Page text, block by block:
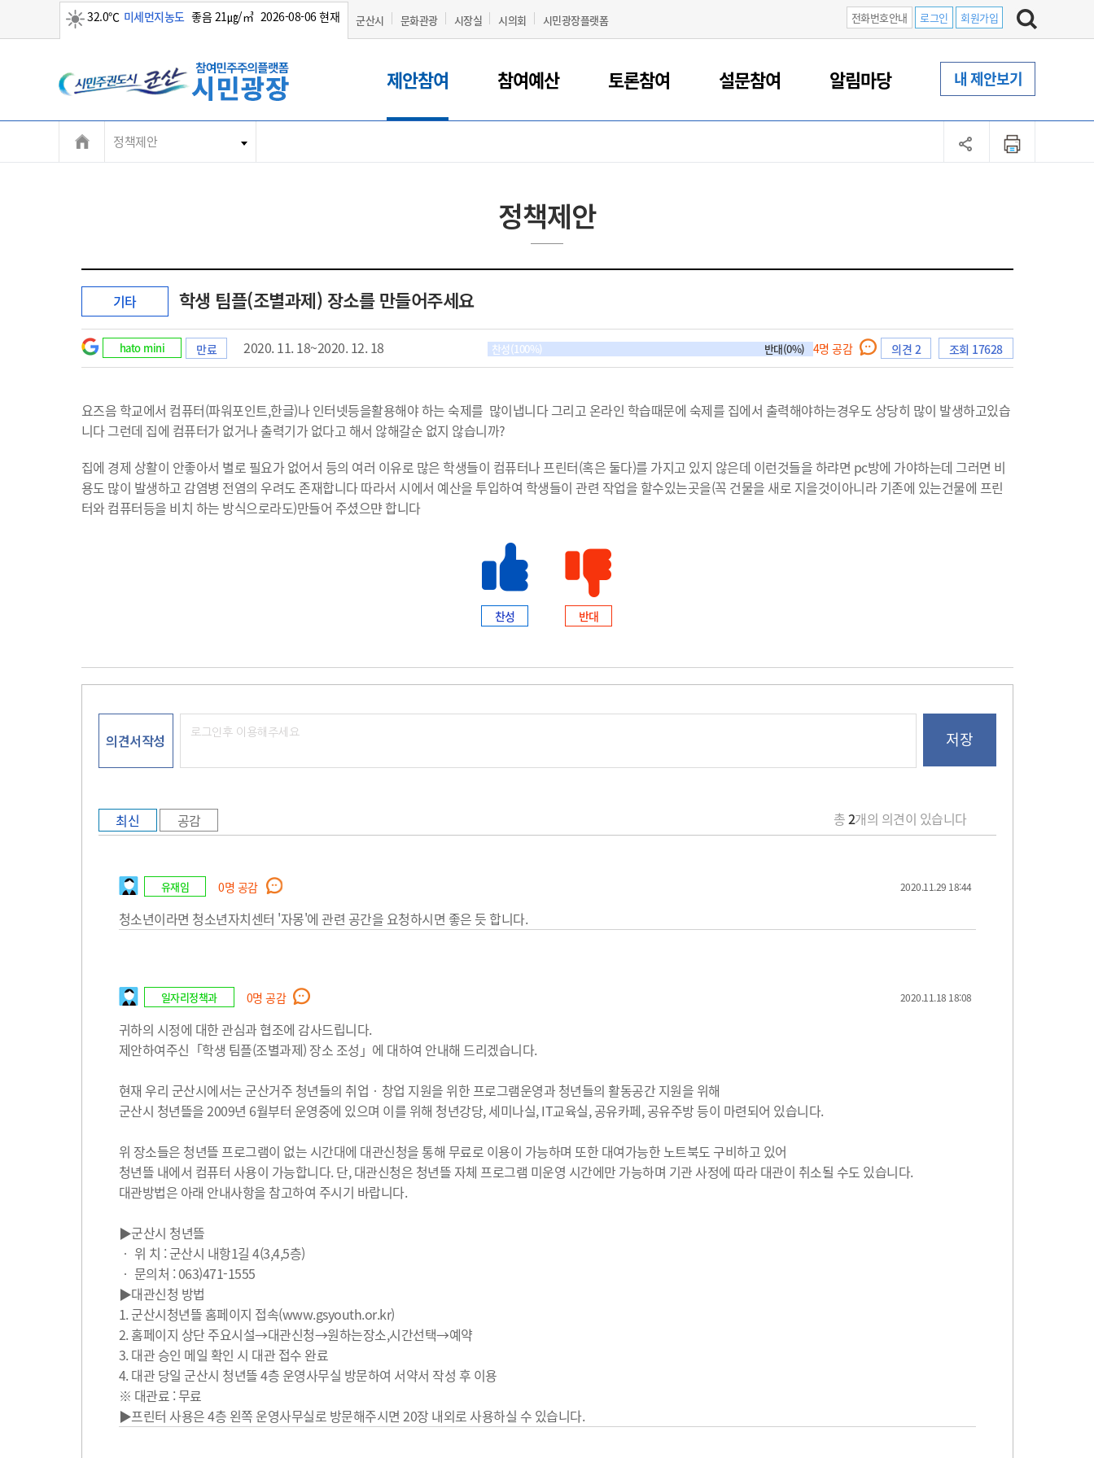
32.0℃ 미세먼지농도 좋음 21㎍/㎥ 2026-08-06 현재 군산시 문화관광 시장실 시의회 시민광장플랫폼 전화번호안내 로그인 회원가입
제안참여 참여예산 토론참여 설문참여 알림마당 내 제안보기
정책제안
정책제안
기타 학생 팀플(조별과제) 장소를 만들어주세요
hato mini 만료 2020. 11. 18~2020. 12. 18 찬성(100%) 반대(0%) 4명 공감 의견 2 조회 17628
요즈음 학교에서 컴퓨터(파워포인트,한글)나 인터넷등을활용해야 하는 숙제를 많이냅니다 그리고 온라인 학습때문에 숙제를 집에서 출력해야하는경우도 상당히 많이 발생하고있습
니다 그런데 집에 컴퓨터가 없거나 출력기가 없다고 해서 않해갈순 없지 않습니까?
집에 경제 상활이 안좋아서 별로 필요가 없어서 등의 여러 이유로 많은 학생들이 컴퓨터나 프린터(혹은 둘다)를 가지고 있지 않은데 이런것들을 하랴면 pc방에 가야하는데 그러면 비
용도 많이 발생하고 감염병 전염의 우려도 존재합니다 따라서 시에서 예산을 투입하여 학생들이 관련 작업을 할수있는곳을(꼭 건물을 새로 지을것이아니라 기존에 있는건물에 프린
터와 컴퓨터등을 비치 하는 방식으로라도)만들어 주셨으먄 합니다
찬성 반대
의견서작성
최신 공감 총2개의 의견이 있습니다
유재임 0명 공감 2020.11.29 18:44
청소년이라면 청소년자치센터 '자몽'에 관련 공간을 요청하시면 좋은 듯 합니다.
일자리정책과 0명 공감 2020.11.18 18:08
귀하의 시정에 대한 관심과 협조에 감사드립니다.
제안하여주신「학생 팀플(조별과제) 장소 조성」에 대하여 안내해 드리겠습니다.
현재 우리 군산시에서는 군산거주 청년들의 취업‧창업 지원을 위한 프로그램운영과 청년들의 활동공간 지원을 위해
군산시 청년뜰을 2009년 6월부터 운영중에 있으며 이를 위해 청년강당, 세미나실, IT교육실, 공유카페, 공유주방 등이 마련되어 있습니다.
위 장소들은 청년뜰 프로그램이 없는 시간대에 대관신청을 통해 무료로 이용이 가능하며 또한 대여가능한 노트북도 구비하고 있어
청년뜰 내에서 컴퓨터 사용이 가능합니다. 단, 대관신청은 청년뜰 자체 프로그램 미운영 시간에만 가능하며 기관 사정에 따라 대관이 취소될 수도 있습니다.
대관방법은 아래 안내사항을 참고하여 주시기 바랍니다.
▶군산시 청년뜰
‧ 위 치 : 군산시 내항1길 4(3,4,5층)
‧ 문의처 : 063)471-1555
▶대관신청 방법
1. 군산시청년뜰 홈페이지 접속(www.gsyouth.or.kr)
2. 홈페이지 상단 주요시설→대관신청→원하는장소,시간선택→예약
3. 대관 승인 메일 확인 시 대관 접수 완료
4. 대관 당일 군산시 청년뜰 4층 운영사무실 방문하여 서약서 작성 후 이용
※ 대관료 : 무료
▶프린터 사용은 4층 왼쪽 운영사무실로 방문해주시면 20장 내외로 사용하실 수 있습니다.